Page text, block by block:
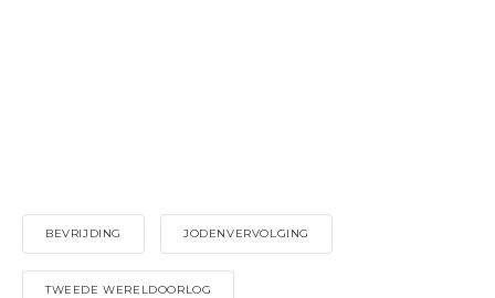
BEVRIJDING JODENVERVOLGING
TWEEDE WERELDOORLOG